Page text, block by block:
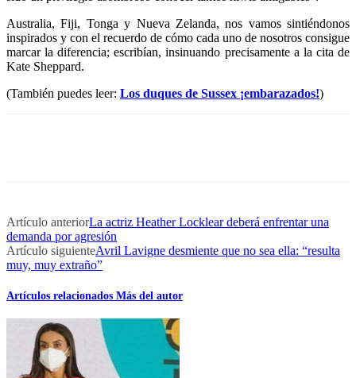
Australia, Fiji, Tonga y Nueva Zelanda, nos vamos sintiéndonos
inspirados y con el recuerdo de cómo cada uno de nosotros consigue
marcar la diferencia; escribían, insinuando precisamente a la cita de
Kate Sheppard.
(También puedes leer: Los duques de Sussex ¡embarazados!)
Artículo anteriorLa actriz Heather Locklear deberá enfrentar una
demanda por agresión
Artículo siguienteAvril Lavigne desmiente que no sea ella: “resulta
muy, muy extraño”
Artículos relacionados Más del autor